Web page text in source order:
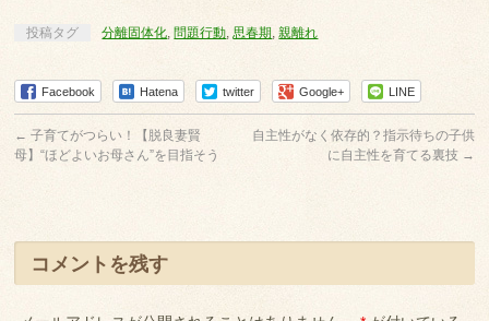
投稿タグ 分離固体化, 問題行動,思春期,親離れ
Facebook Hatena twitter Google+ LINE
← 子育てがつらい！【脱良妻賢
母】“ほどよいお母さん”を目指そう
自主性がなく依存的？指示待ちの子供
に自主性を育てる裏技 →
コメントを残す